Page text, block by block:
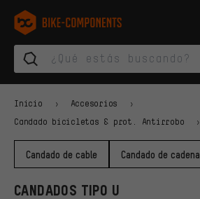
Saltar a la navegación principal
Saltar a la navegación de categorías
Saltar al contenido
Saltar a marcas y al boletín
Saltar al pie de página
bike-components.de Página de inicio
Inicio Accesorios
Candado bicicletas & prot. Antirrobo
Candado de cable Candado de cadena
CANDADOS TIPO U